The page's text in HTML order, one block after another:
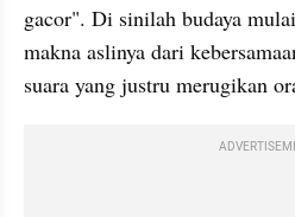
gacor". Di sinilah budaya
makna aslinya dari
suara yang justru merugikan